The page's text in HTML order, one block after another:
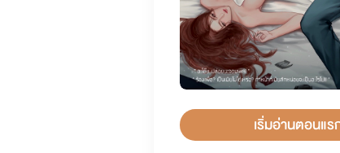
เริ่มอ่านตอนแร